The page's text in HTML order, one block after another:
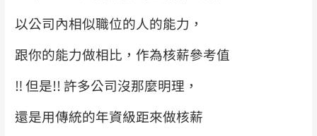
以公司內相似職位的人的能力，
跟你的能力做相比，作為核薪參考值
‼但是!! 許多公司沒那麼明理，
還是用傳統的年資級距來做核薪